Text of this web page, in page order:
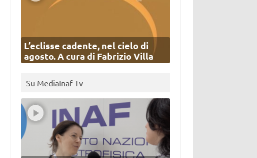
L’eclisse cadente, nel cielo di
agosto. A cura di Fabrizio Villa
Su MediaInaf Tv